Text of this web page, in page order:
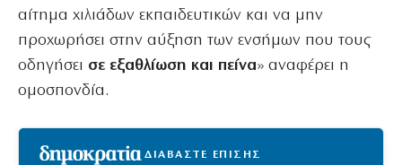
αίτημα χιλιάδων εκπαιδευτικών και να μην
προχωρήσει στην αύξηση των ενσήμων που τους
οδηγήσει σε εξαθλίωση και πείνα» αναφέρει η
ομοσπονδία.
ΔΙΑΒΑΣΤΕ ΕΠΙΣΗΣ